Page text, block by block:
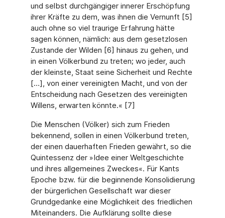
und selbst durchgängiger innerer Erschöpfung
ihrer Kräfte zu dem, was ihnen die Vernunft [5]
auch ohne so viel traurige Erfahrung hätte
sagen können, nämlich: aus dem gesetzlosen
Zustande der Wilden [6] hinaus zu gehen, und
in einen Völkerbund zu treten; wo jeder, auch
der kleinste, Staat seine Sicherheit und Rechte
[…], von einer vereinigten Macht, und von der
Entscheidung nach Gesetzen des vereinigten
Willens, erwarten könnte.« [7]
Die Menschen (Völker) sich zum Frieden
bekennend, sollen in einen Völkerbund treten,
der einen dauerhaften Frieden gewährt, so die
Quintessenz der »Idee einer Weltgeschichte
und ihres allgemeines Zweckes«. Für Kants
Epoche bzw. für die beginnende Konsolidierung
der bürgerlichen Gesellschaft war dieser
Grundgedanke eine Möglichkeit des friedlichen
Miteinanders. Die Aufklärung sollte diese